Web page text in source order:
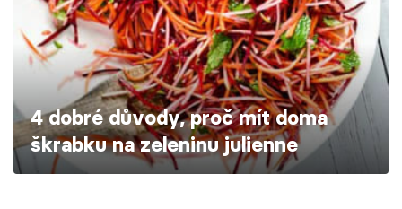
Škola vaření
Recepty z TV
Speciál: Cuketa
Těhotnej kuchař
4 dobré důvody, proč mít doma
škrabku na zeleninu julienne